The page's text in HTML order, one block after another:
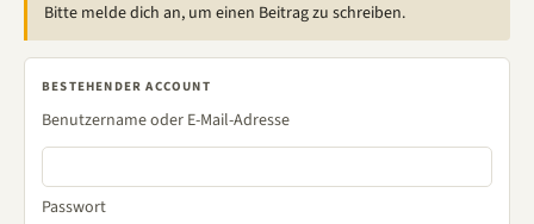
Bitte melde dich an, um einen Beitrag zu schreiben.
BESTEHENDER ACCOUNT
Benutzername oder E-Mail-Adresse
Passwort